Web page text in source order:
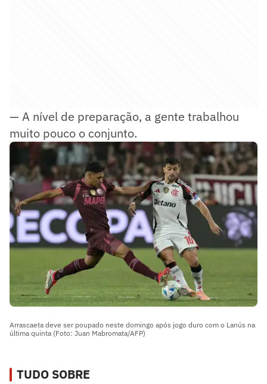
— A nível de preparação, a gente trabalhou
muito pouco o conjunto.
Arrascaeta deve ser poupado neste domingo após jogo duro com o Lanús na
última quinta (Foto: Juan Mabromata/AFP)
TUDO SOBRE